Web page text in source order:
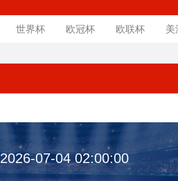
世界杯 欧冠杯 欧联杯 美
2026-07-04 02:00:00